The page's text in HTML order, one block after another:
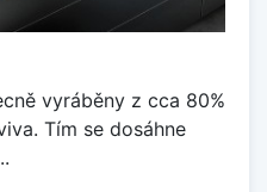
vyráběny z cca 80%
Tím se dosáhne